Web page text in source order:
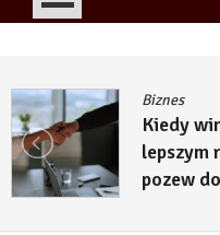
Biznes
Kiedy
lepszym
pozew